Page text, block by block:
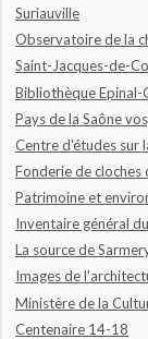
Suriauville
Observatoire de la
Saint-Jacques-de-
Bibliothèque Epinal-
Pays de la Saône
Centre d'études sur
Fonderie de cloches
Patrimoine et
Inventaire général
La source de
Images de
Ministère de la
Centenaire 14-18